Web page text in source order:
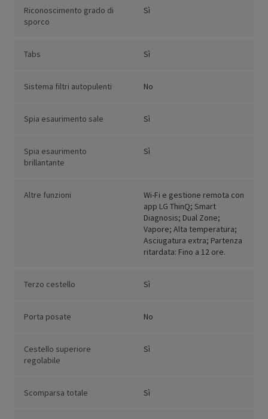
Riconoscimento grado di
sporco
Sì
Tabs Sì
Sistema filtri autopulenti No
Spia esaurimento sale Sì
Spia esaurimento
brillantante
Sì
Altre funzioni
Wi-Fi e gestione remota con
app LG ThinQ; Smart
Diagnosis; Dual Zone;
Vapore; Alta temperatura;
Asciugatura extra; Partenza
ritardata: Fino a 12 ore.
Terzo cestello Sì
Porta posate No
Cestello superiore
regolabile
Sì
Scomparsa totale Sì